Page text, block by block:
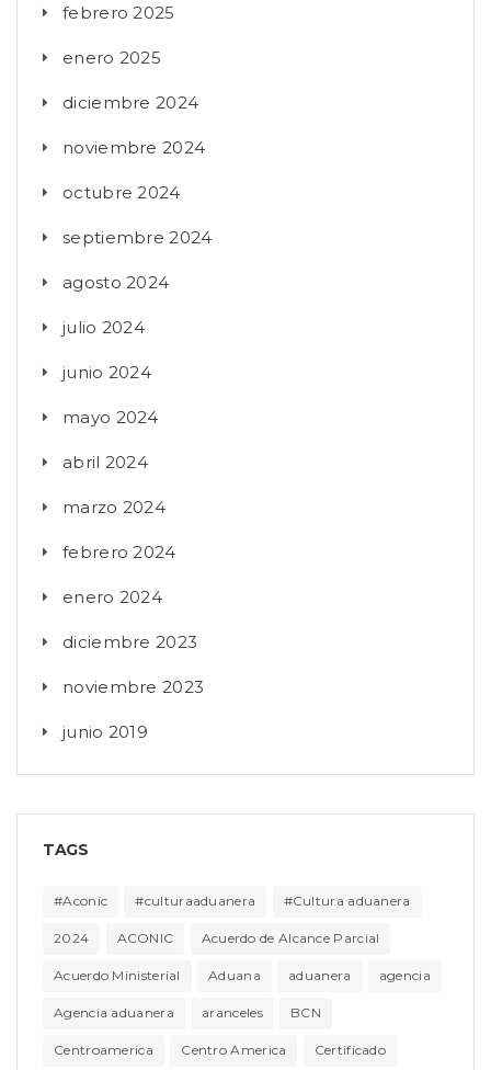
febrero 2025
enero 2025
diciembre 2024
noviembre 2024
octubre 2024
septiembre 2024
agosto 2024
julio 2024
junio 2024
mayo 2024
abril 2024
marzo 2024
febrero 2024
enero 2024
diciembre 2023
noviembre 2023
junio 2019
TAGS
#Aconic #culturaaduanera #Cultura aduanera
2024 ACONIC Acuerdo de Alcance Parcial
Acuerdo Ministerial Aduana aduanera agencia
Agencia aduanera aranceles BCN
Centroamerica Centro America Certificado